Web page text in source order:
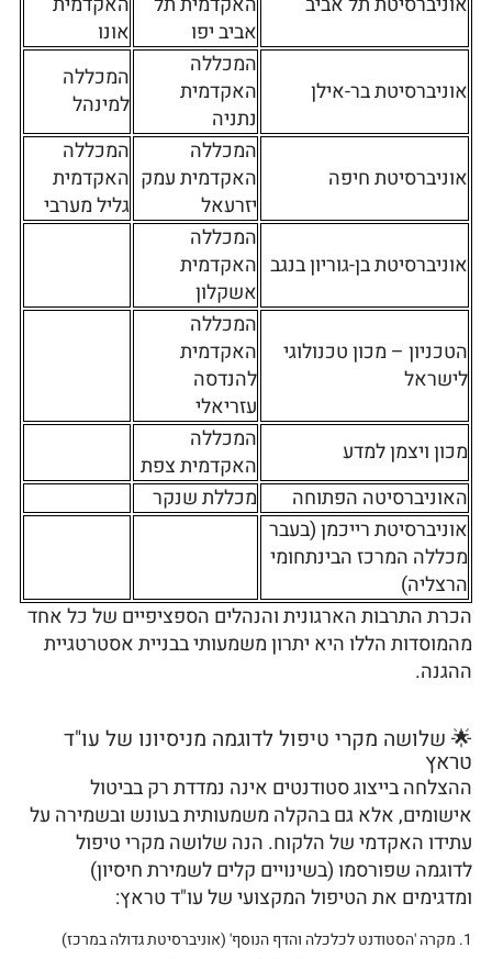
אביב יפו
אונו
אוניברסיטת בר-אילן
המכללה
האקדמית
נתניה
המכללה
למינהל
אוניברסיטת חיפה
המכללה
האקדמית עמק
יזרעאל
המכללה
האקדמית
גליל מערבי
אוניברסיטת בן-גוריון בנגב
המכללה
האקדמית
אשקלון
הטכניון – מכון טכנולוגי
לישראל
המכללה
האקדמית
להנדסה
עזריאלי
מכון ויצמן למדע
המכללה
האקדמית צפת
האוניברסיטה הפתוחה
מכללת שנקר
אוניברסיטת רייכמן (בעבר
מכללה המרכז הבינתחומי
הרצליה)
הכרת התרבות הארגונית והנהלים הספציפיים של כל אחד
מהמוסדות הללו היא יתרון משמעותי בבניית אסטרטגיית
ההגנה.
🌟 שלושה מקרי טיפול לדוגמה מניסיונו של עו"ד
טראץ
ההצלחה בייצוג סטודנטים אינה נמדדת רק בביטול
אישומים, אלא גם בהקלה משמעותית בעונש ובשמירה על
עתידו האקדמי של הלקוח. הנה שלושה מקרי טיפול
לדוגמה שפורסמו (בשינויים קלים לשמירת חיסיון)
ומדגימים את הטיפול המקצועי של עו"ד טראץ:
1. מקרה 'הסטודנט לכלכלה והדף הנוסף' (אוניברסיטת גדולה במרכז)